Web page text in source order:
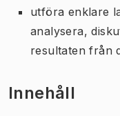
utföra enklare
analysera,
resultaten från
Innehåll